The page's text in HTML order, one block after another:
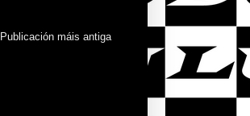
Publicación máis antiga